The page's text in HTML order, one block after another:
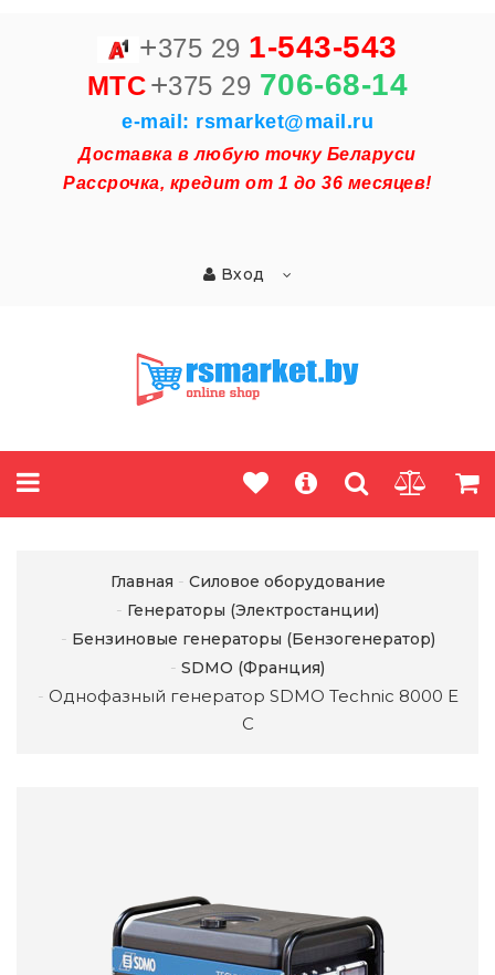
+375 29 1-543-543
MTC+375 29 706-68-14
e-mail: rsmarket@mail.ru
Доставка в любую точку Беларуси
Рассрочка, кредит от 1 до 36 месяцев!
Вход
Главная
Силовое оборудование
Генераторы (Электростанции)
Бензиновые генераторы (Бензогенератор)
SDMO (Франция)
Однофазный генератор SDMO Technic 8000 E
C